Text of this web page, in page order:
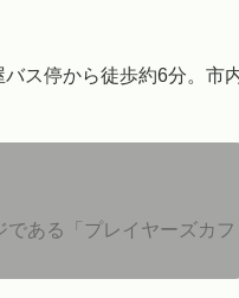
ス停から徒歩約6分。市
ある「プレイヤーズカフ